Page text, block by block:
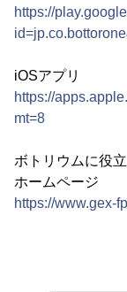
https://
iOSアプリ
https://
mt=8
ボトリウムに役
ホームページ
https://www.gex-